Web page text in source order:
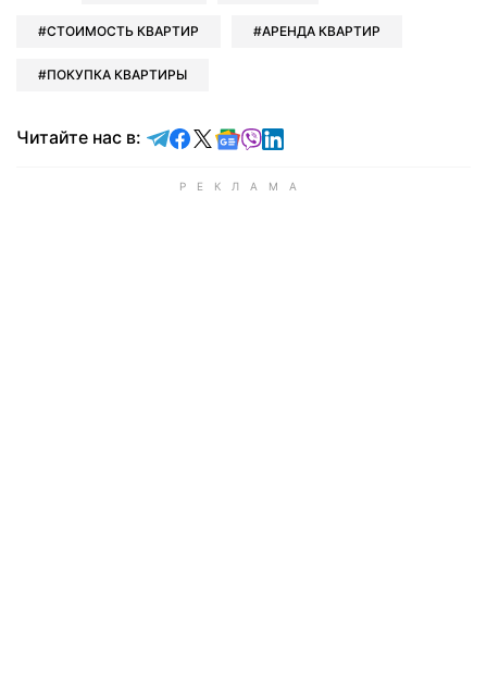
СТОИМОСТЬ КВАРТИР АРЕНДА КВАРТИР
ПОКУПКА КВАРТИРЫ
Читайте нас в: Читайте в Telegram
Читайте в Facebook
Читайте в X
Читайте в Google news
Читайте в Viber
Читайте в LinkedIn